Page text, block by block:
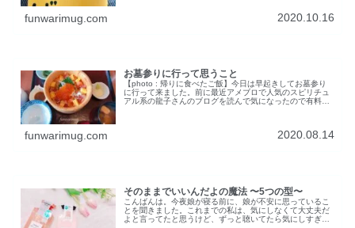
funwarimug.com 2020.10.16
お墓参りに行って思うこと
【photo : 帰りに食べたご飯】今日は早起きしてお墓参り
に行って来ました。前に最近アメブロで人気のスピリチュ
アル系の龍子さんのブログを読んで気になったので有料の
funwarimug.com 2020.08.14
そのままでいいんだよの魔法 〜5つの型〜
こんばんは。今夜娘が寝る前に、娘が不安に思っているこ
とを聞きました。これまでの私は、気にしなくて大丈夫だ
よと言ってたと思うけど、ずっと聴いてたら気にしすぎだ